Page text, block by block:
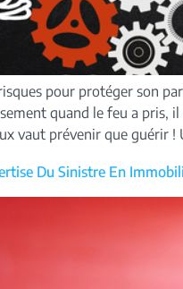
pour protéger son
quand le feu a pris,
vaut prévenir que guérir !
Du Sinistre En